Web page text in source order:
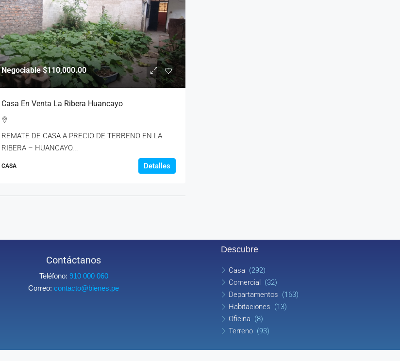
Negociable$110,000.00
Casa En Venta La Ribera Huancayo
REMATE DE CASA A PRECIO DE TERRENO EN LA
RIBERA – HUANCAYO...
CASA Detalles
Contáctanos
Teléfono: 910 000 060
Correo:contacto@bienes.pe
Descubre
Casa (292)
Comercial
(32)
Departamentos (163)
Habitaciones (13)
Oficina (8)
Terreno (93)